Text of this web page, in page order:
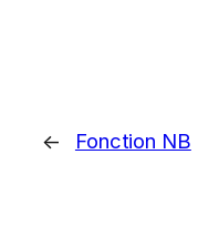
← Fonction NB